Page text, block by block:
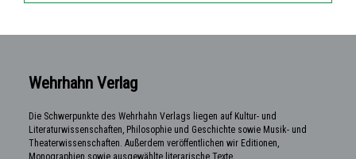
Wehrhahn Verlag
Die Schwerpunkte des Wehrhahn Verlags liegen auf Kultur- und
Literaturwissenschaften, Philosophie und Geschichte sowie Musik- und
Theaterwissenschaften. Außerdem veröffentlichen wir Editionen,
Monographien sowie ausgewählte literarische Texte.